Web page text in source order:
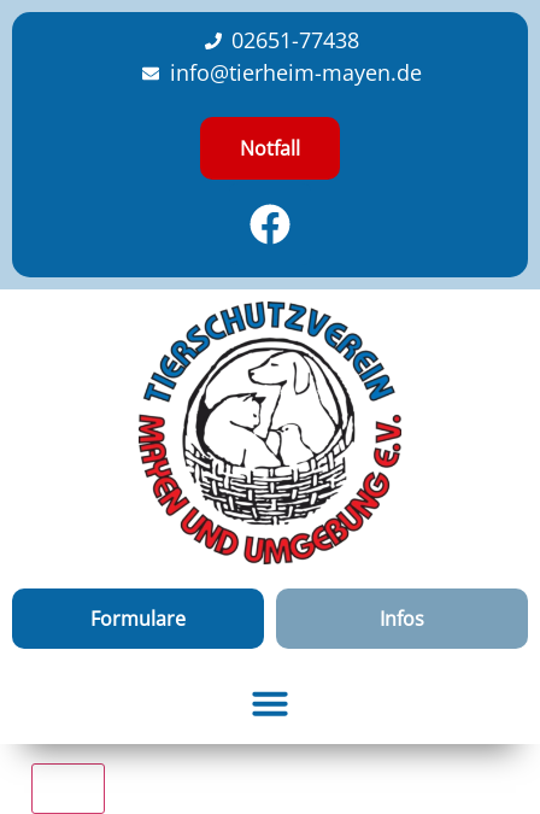
content
02651-77438
info@tierheim-mayen.de
Notfall
Formulare Infos